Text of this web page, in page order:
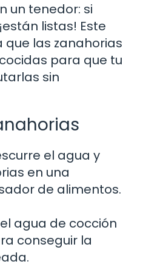
un tenedor: si
listas! Este
que las zanahorias
para que tu
sin
el agua y
en una
de alimentos.
agua de cocción
conseguir la